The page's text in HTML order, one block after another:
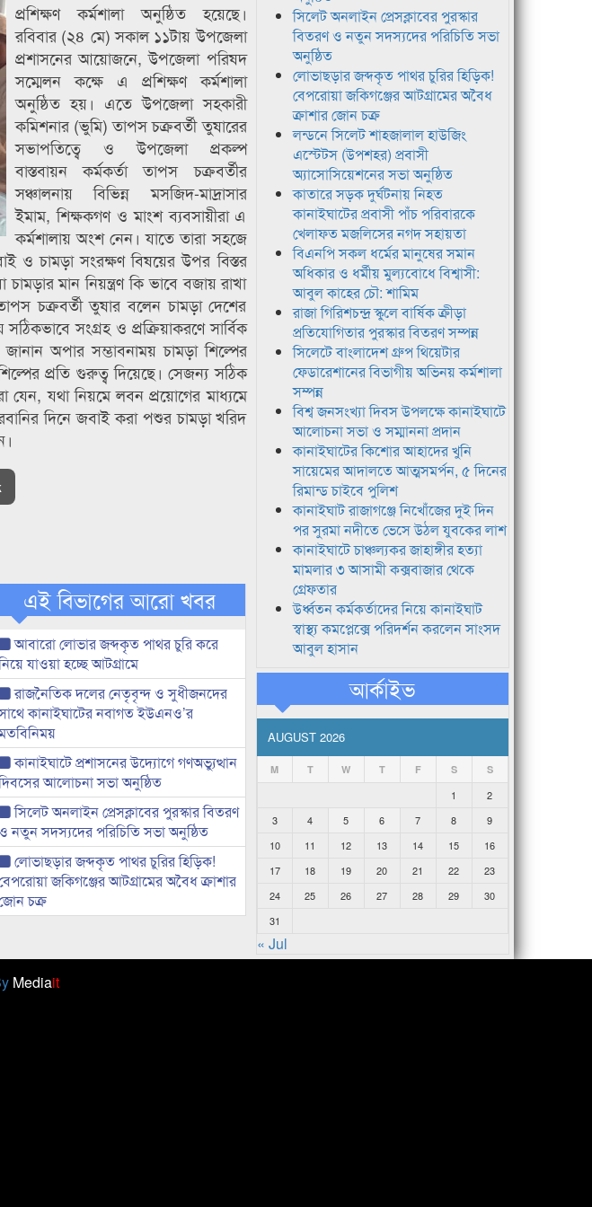
প্রশিক্ষণ কর্মশালা অনুষ্ঠিত হয়েছে।
রবিবার (২৪ মে) সকাল ১১টায় উপজেলা
প্রশাসনের আয়োজনে, উপজেলা পরিষদ
সম্মেলন কক্ষে এ প্রশিক্ষণ কর্মশালা
অনুষ্ঠিত হয়। এতে উপজেলা সহকারী
কমিশনার (ভুমি) তাপস চক্রবর্তী তুষারের
সভাপতিত্বে ও উপজেলা প্রকল্প
বাস্তবায়ন কর্মকর্তা তাপস চক্রবর্তীর
সঞ্চালনায় বিভিন্ন মসজিদ-মাদ্রাসার
ইমাম, শিক্ষকগণ ও মাংশ ব্যবসায়ীরা এ
কর্মশালায় অংশ নেন। যাতে তারা সহজে
ও চামড়া সংরক্ষণ বিষয়ের উপর বিস্তর
মান নিয়ন্ত্রণ কি ভাবে বজায় রাখা
চক্রবর্তী তুষার বলেন চামড়া দেশের
সংগ্রহ ও প্রক্রিয়াকরণে সার্বিক
অপার সম্ভাবনাময় চামড়া শিল্পের
প্রতি গুরুত্ব দিয়েছে। সেজন্য সঠিক
যেন, যথা নিয়মে লবন প্রয়োগের মাধ্যমে
দিনে জবাই করা পশুর চামড়া খরিদ
এই বিভাগের আরো খবর
আবারো লোভার জব্দকৃত পাথর চুরি করে
যাওয়া হচ্ছে আটগ্রামে
রাজনৈতিক দলের নেতৃবৃন্দ ও সুধীজনদের
কানাইঘাটের নবাগত ইউএনও’র
কানাইঘাটে প্রশাসনের উদ্যোগে গণঅভ্যুত্থান
আলোচনা সভা অনুষ্ঠিত
সিলেট অনলাইন প্রেসক্লাবের পুরস্কার বিতরণ
নতুন সদস্যদের পরিচিতি সভা অনুষ্ঠিত
লোভাছড়ার জব্দকৃত পাথর চুরির হিড়িক!
জকিগঞ্জের আটগ্রামের অবৈধ ক্রাশার
চক্র
সিলেট অনলাইন প্রেসক্লাবের পুরস্কার
বিতরণ ও নতুন সদস্যদের পরিচিতি সভা
অনুষ্ঠিত
লোভাছড়ার জব্দকৃত পাথর চুরির হিড়িক!
বেপরোয়া জকিগঞ্জের আটগ্রামের অবৈধ
ক্রাশার জোন চক্র
লন্ডনে সিলেট শাহজালাল হাউজিং
এস্টেটস (উপশহর) প্রবাসী
অ্যাসোসিয়েশনের সভা অনুষ্ঠিত
কাতারে সড়ক দুর্ঘটনায় নিহত
কানাইঘাটের প্রবাসী পাঁচ পরিবারকে
খেলাফত মজলিসের নগদ সহায়তা
বিএনপি সকল ধর্মের মানুষের সমান
অধিকার ও ধর্মীয় মুল্যবোধে বিশ্বাসী:
আবুল কাহের চৌ: শামিম
রাজা গিরিশচন্দ্র স্কুলে বার্ষিক ক্রীড়া
প্রতিযোগিতার পুরস্কার বিতরণ সম্পন্ন
সিলেটে বাংলাদেশ গ্রুপ থিয়েটার
ফেডারেশানের বিভাগীয় অভিনয় কর্মশালা
সম্পন্ন
বিশ্ব জনসংখ্যা দিবস উপলক্ষে কানাইঘাটে
আলোচনা সভা ও সম্মাননা প্রদান
কানাইঘাটের কিশোর আহাদের খুনি
সায়েমের আদালতে আত্মসমর্পন, ৫ দিনের
রিমান্ড চাইবে পুলিশ
কানাইঘাট রাজাগঞ্জে নিখোঁজের দুই দিন
পর সুরমা নদীতে ভেসে উঠল যুবকের লাশ
কানাইঘাটে চাঞ্চল্যকর জাহাঙ্গীর হত্যা
মামলার ৩ আসামী কক্সবাজার থেকে
গ্রেফতার
উর্ধ্বতন কর্মকর্তাদের নিয়ে কানাইঘাট
স্বাস্থ্য কমপ্লেক্সে পরিদর্শন করলেন সাংসদ
আবুল হাসান
আর্কাইভ
AUGUST 2026
M T W T F S S
1
2
3
4 5 6 7 8
9
10
11 12 13 14 15
16
17
18 19 20 21 22
23
24
25 26 27 28 29
30
31
« Jul
Mediait